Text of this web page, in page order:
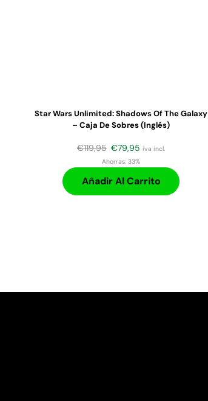
Star Wars Unlimited: Shadows Of The Galaxy
– Caja De Sobres (Inglés)
€119,95 €79,95 iva incl.
Ahorras: 33%
Añadir Al Carrito